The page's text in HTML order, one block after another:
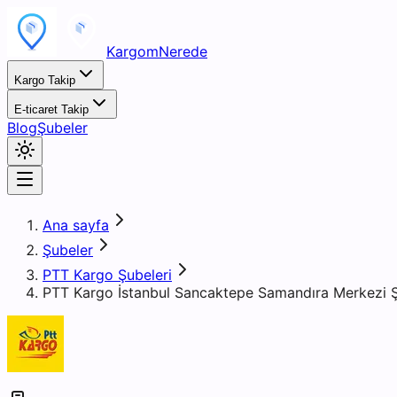
KargomNerede
Kargo Takip
E-ticaret Takip
BlogŞubeler
Ana sayfa
Şubeler
PTT Kargo Şubeleri
PTT Kargo İstanbul Sancaktepe Samandıra Merkezi